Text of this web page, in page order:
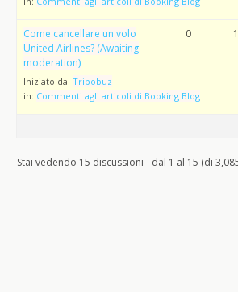
Come cancellare un volo
United Airlines? (Awaiting
moderation)
Iniziato da: Tripobuz
in: Commenti agli articoli di Booking Blog
0 1
Stai vedendo 15 discussioni - dal 1 al 15 (di